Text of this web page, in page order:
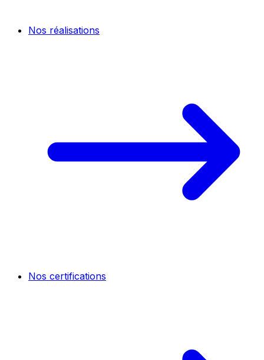
Nos réalisations
Nos certifications